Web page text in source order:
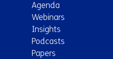
Agenda
Webinars
Insights
Podcasts
Papers